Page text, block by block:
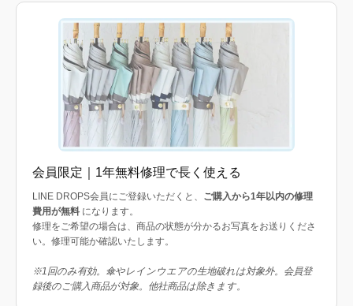
会員限定｜1年無料修理で長く使える
LINE DROPS会員にご登録いただくと、 ご購入から1年以内の修理
費用が無料 になります。
修理をご希望の場合は、商品の状態が分かるお写真をお送りくださ
い。修理可能か確認いたします。
※1回のみ有効。傘やレインウエアの生地破れは対象外。会員登
録後のご購入商品が対象。他社商品は除きます。